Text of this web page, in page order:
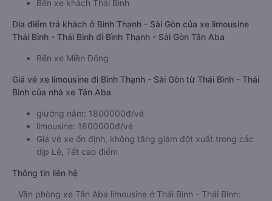
Bến xe khách Thái Bình
Địa điểm trả khách ở Bình Thạnh - Sài Gòn của xe limousine
Thái Bình - Thái Bình đi Bình Thạnh - Sài Gòn Tân Aba
Bến xe Miền Đông
Giá vé xe limousine đi Bình Thạnh - Sài Gòn từ Thái Bình - Thái
Bình của nhà xe Tân Aba
giường nằm: 1800000đ/vé
limousine: 1800000đ/vé
Giá vé xe ổn định, không tăng giảm đột xuất trong các
dịp Lễ, Tết cao điểm
Thông tin liên hệ
Văn phòng xe Tân Aba limousine ở Thái Bình - Thái Bình: